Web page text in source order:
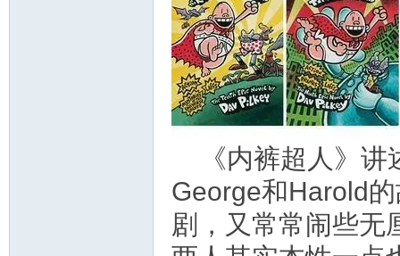
《内裤超人》
George和Harold
剧，又常常闹些无